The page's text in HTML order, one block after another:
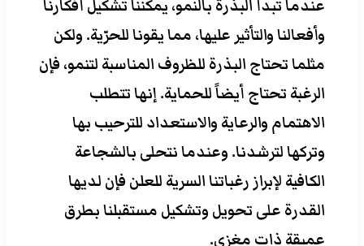
عندما تبدأ البذرة بالنمو، يمكننا تشكيل أفكارنا
وأفعالنا والتأثير عليها، مما يقونا للحرّية. ولكن
مثلما تحتاج البذرة للظروف المناسبة لتنمو، فإن
الرغبة تحتاج أيضاً للحماية. إنها تتطلب
الاهتمام والرعاية والاستعداد للترحيب بها
وتركها لترشدنا. وعندما نتحلى بالشجاعة
الكافية لإبراز رغباتنا السرية للعلن فإن لديها
القدرة على تحويل وتشكيل مستقبلنا بطرق
عميقة ذات مغزى.